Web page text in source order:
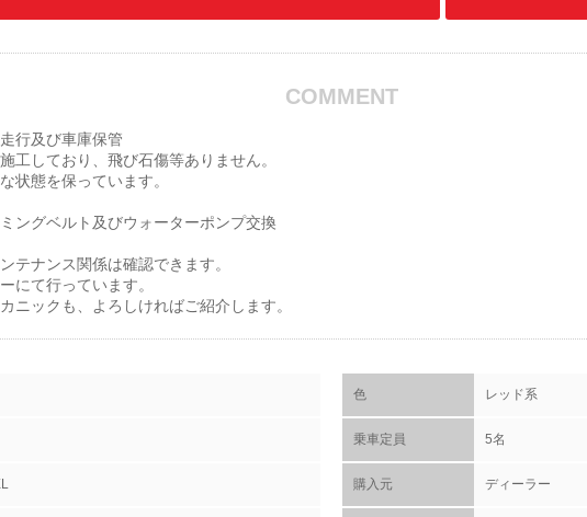
COMMENT
行及び車庫保管
工しており、飛び石傷等ありません。
状態を保っています。
ングベルト及びウォーターポンプ交換
テナンス関係は確認できます。
にて行っています。
ニックも、よろしければご紹介します。
色 レッド系
乗車定員 5名
購入元 ディーラー